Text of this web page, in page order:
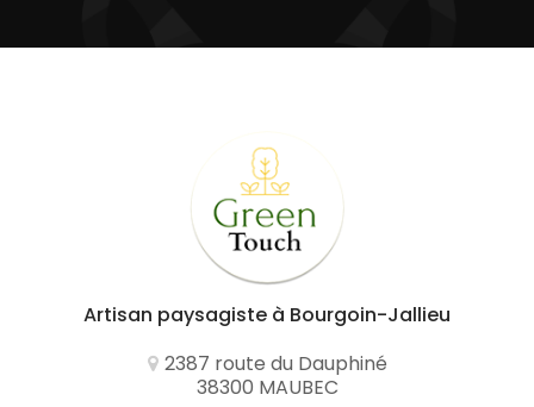
Artisan paysagiste à Bourgoin-Jallieu
2387 route du Dauphiné
38300 MAUBEC